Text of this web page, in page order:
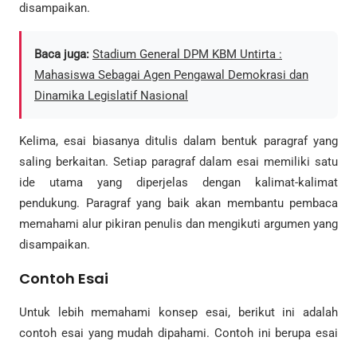
disampaikan.
Baca juga: Stadium General DPM KBM Untirta :
Mahasiswa Sebagai Agen Pengawal Demokrasi dan
Dinamika Legislatif Nasional
Kelima, esai biasanya ditulis dalam bentuk paragraf yang
saling berkaitan. Setiap paragraf dalam esai memiliki satu
ide utama yang diperjelas dengan kalimat-kalimat
pendukung. Paragraf yang baik akan membantu pembaca
memahami alur pikiran penulis dan mengikuti argumen yang
disampaikan.
Contoh Esai
Untuk lebih memahami konsep esai, berikut ini adalah
contoh esai yang mudah dipahami. Contoh ini berupa esai